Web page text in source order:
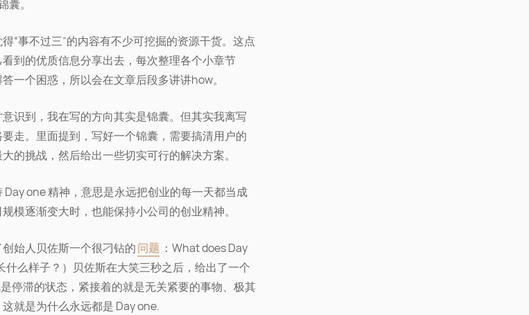
。
“事不过三”的内容有不少可挖掘的资源干货。这点
到的优质信息分享出去，每次整理各个小章节
一个困惑，所以会在文章后段多讲讲how。
识到，我在写的方向其实是锦囊。但其实我离写
走。里面提到，写好一个锦囊，需要搞清用户的
的挑战，然后给出一些切实可行的解决方案。
one 精神，意思是永远把创业的每一天都当成
模逐渐变大时，也能保持小公司的创业精神。
始人贝佐斯一个很刁钻的问题 ：What does Day
什么样子？）贝佐斯在大笑三秒之后，给出了一个
停滞的状态，紧接着的就是无关紧要的事物、极其
就是为什么永远都是 Day one.